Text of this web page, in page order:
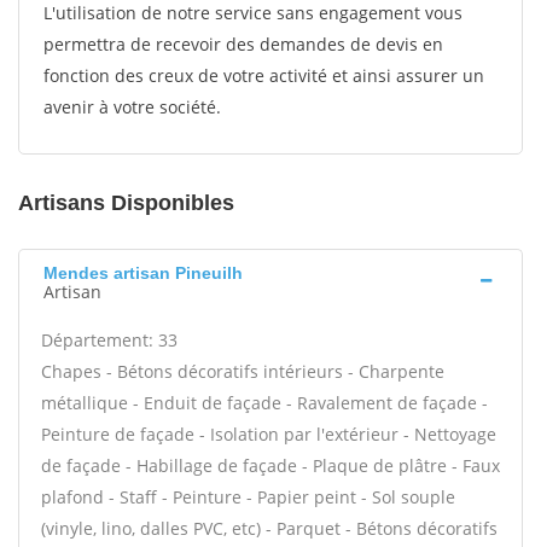
L'utilisation de notre service sans engagement vous
permettra de recevoir des demandes de devis en
fonction des creux de votre activité et ainsi assurer un
avenir à votre société.
Artisans Disponibles
Mendes artisan Pineuilh
Artisan
Département: 33
Chapes - Bétons décoratifs intérieurs - Charpente
métallique - Enduit de façade - Ravalement de façade -
Peinture de façade - Isolation par l'extérieur - Nettoyage
de façade - Habillage de façade - Plaque de plâtre - Faux
plafond - Staff - Peinture - Papier peint - Sol souple
(vinyle, lino, dalles PVC, etc) - Parquet - Bétons décoratifs